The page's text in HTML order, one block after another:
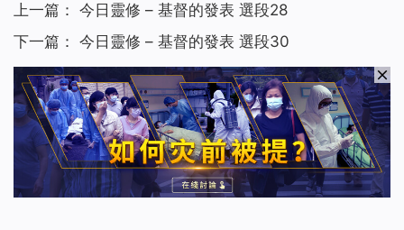
上一篇： 今日靈修 – 基督的發表 選段28
下一篇： 今日靈修 – 基督的發表 選段30